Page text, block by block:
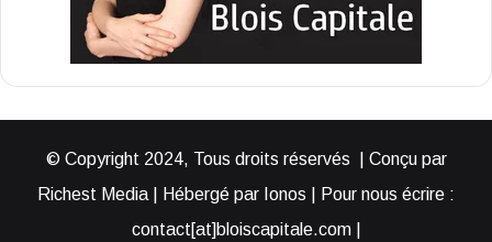
© Copyright 2024, Tous droits réservés | Conçu par
Richest Media | Hébergé par Ionos | Pour nous écrire :
contact[at]bloiscapitale.com |